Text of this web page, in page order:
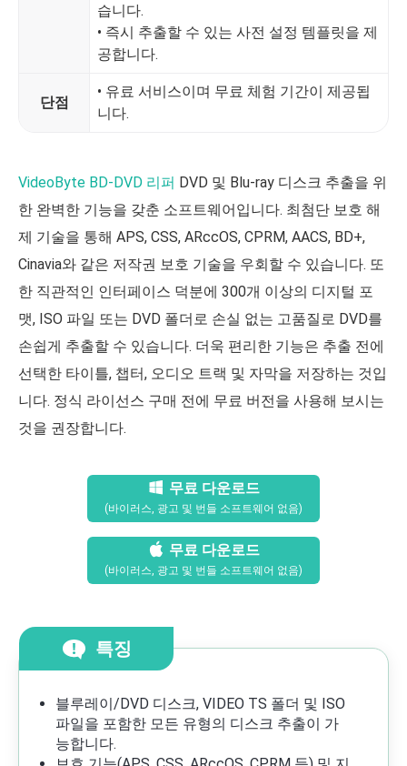
습니다.
• 즉시 추출할 수 있는 사전 설정 템플릿을 제
공합니다.
단점
• 유료 서비스이며 무료 체험 기간이 제공됩
니다.
VideoByte BD-DVD 리퍼 DVD 및 Blu-ray 디스크 추출을 위
한 완벽한 기능을 갖춘 소프트웨어입니다. 최첨단 보호 해
제 기술을 통해 APS, CSS, ARccOS, CPRM, AACS, BD+,
Cinavia와 같은 저작권 보호 기술을 우회할 수 있습니다. 또
한 직관적인 인터페이스 덕분에 300개 이상의 디지털 포
맷, ISO 파일 또는 DVD 폴더로 손실 없는 고품질로 DVD를
손쉽게 추출할 수 있습니다. 더욱 편리한 기능은 추출 전에
선택한 타이틀, 챕터, 오디오 트랙 및 자막을 저장하는 것입
니다. 정식 라이선스 구매 전에 무료 버전을 사용해 보시는
것을 권장합니다.
무료 다운로드
(바이러스, 광고 및 번들 소프트웨어 없음)
무료 다운로드
(바이러스, 광고 및 번들 소프트웨어 없음)
특징
블루레이/DVD 디스크, VIDEO TS 폴더 및 ISO
파일을 포함한 모든 유형의 디스크 추출이 가
능합니다.